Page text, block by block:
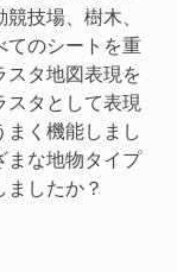
技場、樹木、
てのシートを重
スタ地図表現を
スタとして表現
まく機能しまし
まな地物タイプ
ましたか？